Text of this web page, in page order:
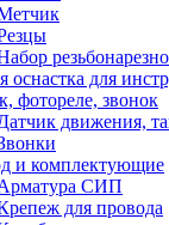
оснастка для
фотореле, звонок
движения,
и комплектующие
СИП
для провода